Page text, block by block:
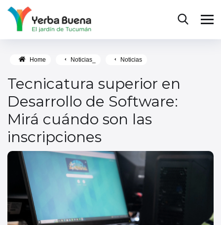
Home Noticias_ Noticias
Tecnicatura superior en
Desarrollo de Software:
Mirá cuándo son las
inscripciones